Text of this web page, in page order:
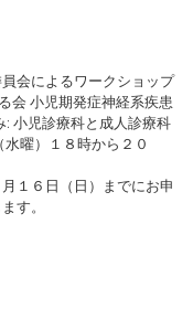
会によるワークショップ
会 小児期発症神経系疾患
小児診療科と成人診療科
曜）１８時から２０
１６日（日）までにお申
す。